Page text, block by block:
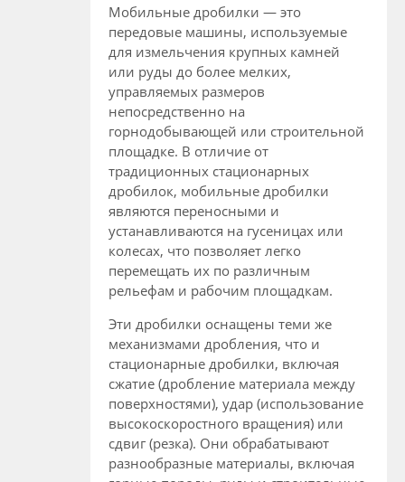
Мобильные дробилки — это
передовые машины, используемые
для измельчения крупных камней
или руды до более мелких,
управляемых размеров
непосредственно на
горнодобывающей или строительной
площадке. В отличие от
традиционных стационарных
дробилок, мобильные дробилки
являются переносными и
устанавливаются на гусеницах или
колесах, что позволяет легко
перемещать их по различным
рельефам и рабочим площадкам.
Эти дробилки оснащены теми же
механизмами дробления, что и
стационарные дробилки, включая
сжатие (дробление материала между
поверхностями), удар (использование
высокоскоростного вращения) или
сдвиг (резка). Они обрабатывают
разнообразные материалы, включая